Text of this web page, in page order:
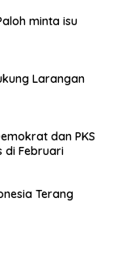
minta isu
Larangan
dan PKS
di Februari
Terang